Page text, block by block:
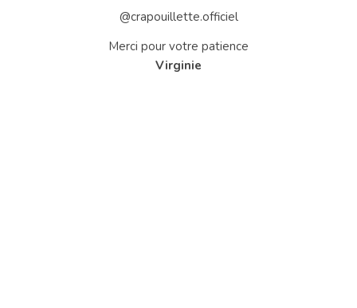
@crapouillette.officiel
Merci pour votre patience
Virginie